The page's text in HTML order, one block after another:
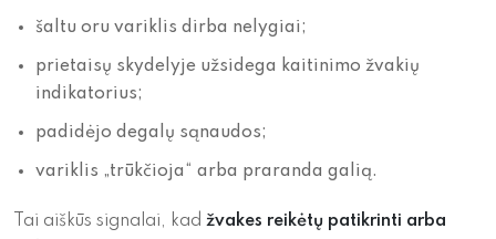
šaltu oru variklis dirba nelygiai;
prietaisų skydelyje užsidega kaitinimo žvakių
indikatorius;
padidėjo degalų sąnaudos;
variklis „trūkčioja“ arba praranda galią.
Tai aiškūs signalai, kad žvakes reikėtų patikrinti arba